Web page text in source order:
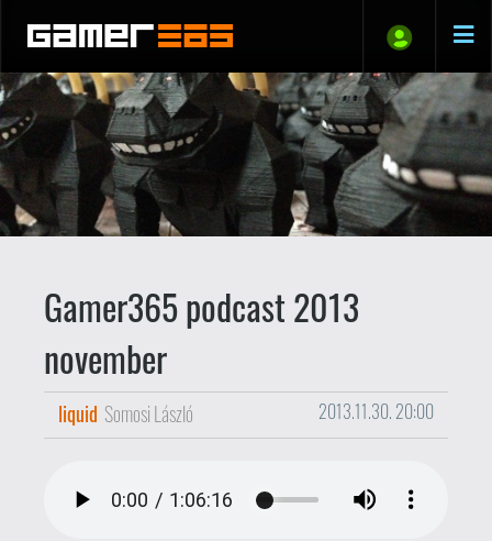
Gamer365 podcast 2013
liquid Somosi László 2013.11.30. 20:00
értelemben holnap már az is lesz, szóval